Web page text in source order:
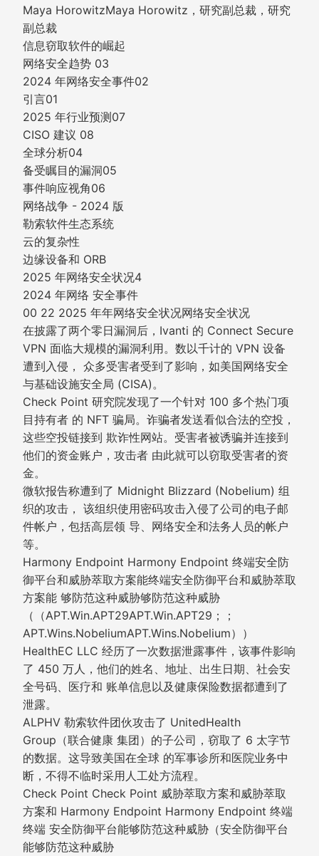
Maya HorowitzMaya Horowitz，研究副总裁，研究
副总裁
信息窃取软件的崛起
网络安全趋势 03
2024 年网络安全事件02
引言01
2025 年行业预测07
CISO 建议 08
全球分析04
备受瞩目的漏洞05
事件响应视角06
网络战争 - 2024 版
勒索软件生态系统
云的复杂性
边缘设备和 ORB
2025 年网络安全状况4
2024 年网络 安全事件
00 22 2025 年年网络安全状况网络安全状况
在披露了两个零日漏洞后，Ivanti 的 Connect Secure
VPN 面临大规模的漏洞利用。数以千计的 VPN 设备
遭到入侵， 众多受害者受到了影响，如美国网络安全
与基础设施安全局 (CISA)。
Check Point 研究院发现了一个针对 100 多个热门项
目持有者 的 NFT 骗局。诈骗者发送看似合法的空投，
这些空投链接到 欺诈性网站。受害者被诱骗并连接到
他们的资金账户，攻击者 由此就可以窃取受害者的资
金。
微软报告称遭到了 Midnight Blizzard (Nobelium) 组
织的攻击， 该组织使用密码攻击入侵了公司的电子邮
件帐户，包括高层领 导、网络安全和法务人员的帐户
等。
Harmony Endpoint Harmony Endpoint 终端安全防
御平台和威胁萃取方案能终端安全防御平台和威胁萃取
方案能 够防范这种威胁够防范这种威胁
（（APT.Win.APT29APT.Win.APT29；；
APT.Wins.NobeliumAPT.Wins.Nobelium））
HealthEC LLC 经历了一次数据泄露事件，该事件影响
了 450 万人，他们的姓名、地址、出生日期、社会安
全号码、医疗和 账单信息以及健康保险数据都遭到了
泄露。
ALPHV 勒索软件团伙攻击了 UnitedHealth
Group（联合健康 集团）的子公司，窃取了 6 太字节
的数据。这导致美国在全球 的军事诊所和医院业务中
断，不得不临时采用人工处方流程。
Check Point Check Point 威胁萃取方案和威胁萃取
方案和 Harmony Endpoint Harmony Endpoint 终端
终端 安全防御平台能够防范这种威胁（安全防御平台
能够防范这种威胁